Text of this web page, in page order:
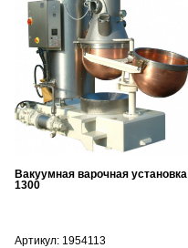
Вакуумная варочная установка
1300
Артикул: 1954113